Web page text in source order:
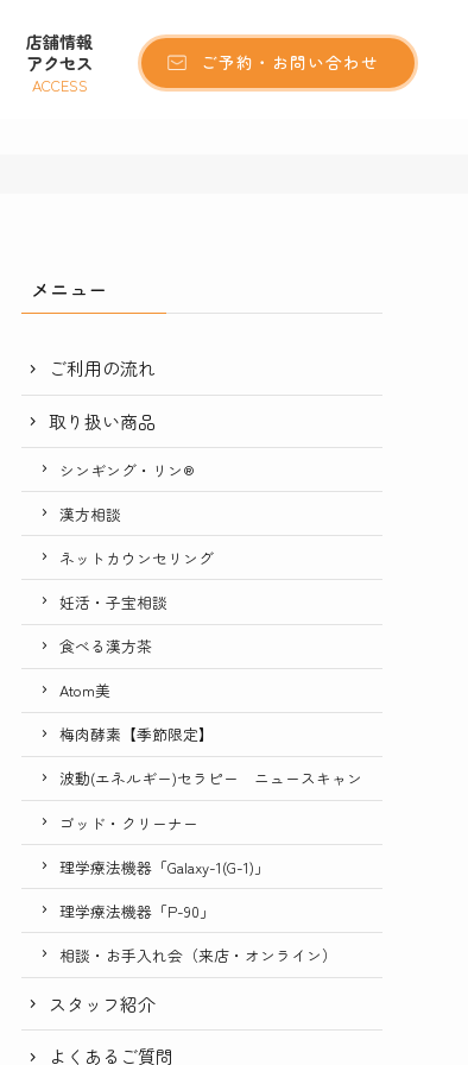
店舗情報
アクセス
ACCESS
ご予約・お問い合わせ
メニュー
ご利用の流れ
取り扱い商品
シンギング・リン®
漢方相談
ネットカウンセリング
妊活・子宝相談
食べる漢方茶
Atom美
梅肉酵素【季節限定】
波動(エネルギー)セラピー ニュースキャン
ゴッド・クリーナー
理学療法機器「Galaxy-1(G-1)」
理学療法機器「P-90」
相談・お手入れ会（来店・オンライン）
スタッフ紹介
よくあるご質問